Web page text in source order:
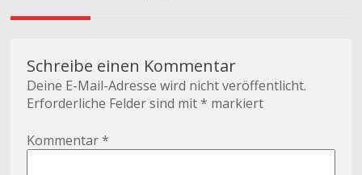
Schreibe einen Kommentar
Deine E-Mail-Adresse wird nicht veröffentlicht.
Erforderliche Felder sind mit* markiert
Kommentar*